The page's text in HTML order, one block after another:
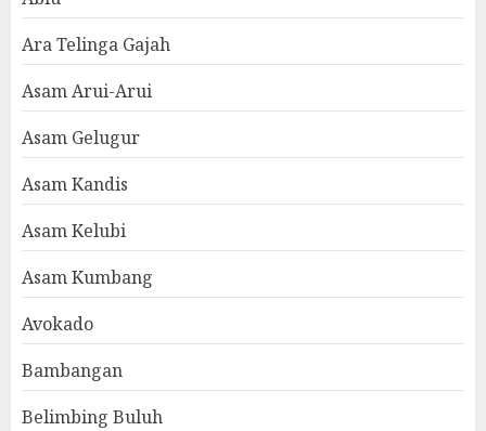
Ara Telinga Gajah
Asam Arui-Arui
Asam Gelugur
Asam Kandis
Asam Kelubi
Asam Kumbang
Avokado
Bambangan
Belimbing Buluh